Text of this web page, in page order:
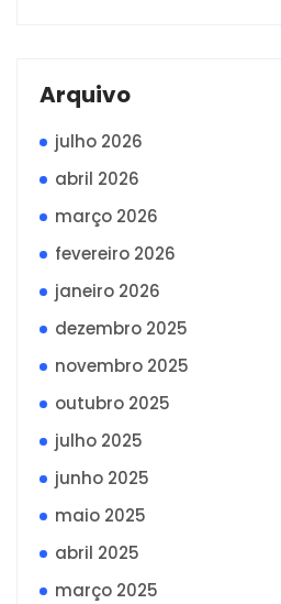
Arquivo
julho 2026
abril 2026
março 2026
fevereiro 2026
janeiro 2026
dezembro 2025
novembro 2025
outubro 2025
julho 2025
junho 2025
maio 2025
abril 2025
março 2025